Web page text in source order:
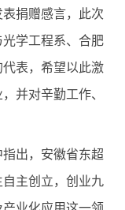
捐赠感言，此次
学工程系、合肥
表，希望以此激
并对辛勤工作、
出，安徽省东超
主创立，创业九